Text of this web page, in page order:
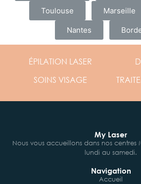
Toulouse Marseille
Nantes
ÉPILATION LASER
SOINS VISAGE
My Laser
Nous vous accueillons dans nos centres
lundi au samedi.
Navigation
Accueil